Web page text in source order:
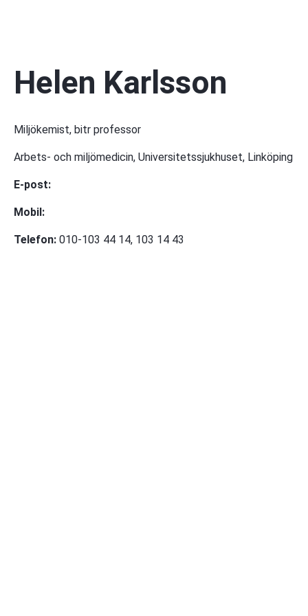
Helen Karlsson
Miljökemist, bitr professor
Arbets- och miljömedicin, Universitetssjukhuset, Linköping
E-post:
Mobil:
Telefon: 010-103 44 14, 103 14 43